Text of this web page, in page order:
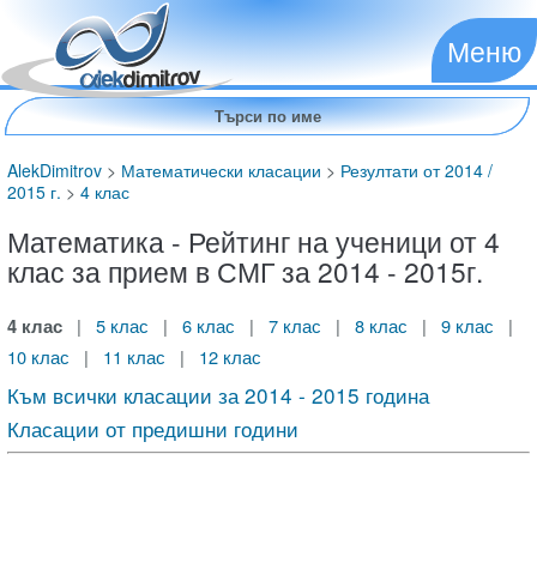
Меню
AlekDimitrov > Математически класации > Резултати от 2014 /
2015 г. > 4 клас
Математика - Рейтинг на ученици от 4
клас за прием в СМГ за 2014 - 2015г.
4 клас | 5 клас | 6 клас | 7 клас | 8 клас | 9 клас
|
10 клас
| 11 клас | 12 клас
Към всички класации за 2014 - 2015 година
Класации от предишни години